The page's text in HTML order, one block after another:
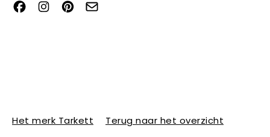
Het merk Tarkett Terug naar het overzicht